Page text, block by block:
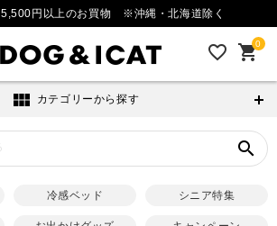
5,500円以上のお買物 ※沖縄・北海道除く
favorite_outline 0
shopping_cart
view_module カテゴリーから探す
search
冷感ベッド シニア特集